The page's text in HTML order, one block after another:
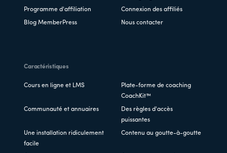
Programme d'affiliation Connexion des affiliés
Blog MemberPress Nous contacter
Caractéristiques
Cours en ligne et LMS
Plate-forme de coaching
CoachKit™
Communauté et annuaires
Des règles d'accès
puissantes
Une installation ridiculement
facile
Contenu au goutte-à-goutte